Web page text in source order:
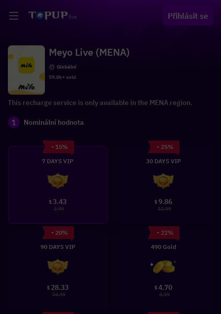
Přihlásit se
Meyo Live (MENA)
Globální
59.8k+ sold
This recharge service is only available in the MENA region.
1 Nominální hodnota
- 15%
7 DAYS VIP
$3.43
3.99
- 25%
30 DAYS VIP
$9.86
12.99
- 20%
90 DAYS VIP
$ 28.33
34.99
- 22%
490 Gold
$4.70
5.99